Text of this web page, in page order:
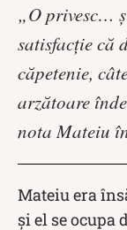
„O privesc…
satisfacţie că
căpetenie,
arzătoare
nota Mateiu
Mateiu era
și el se ocupa